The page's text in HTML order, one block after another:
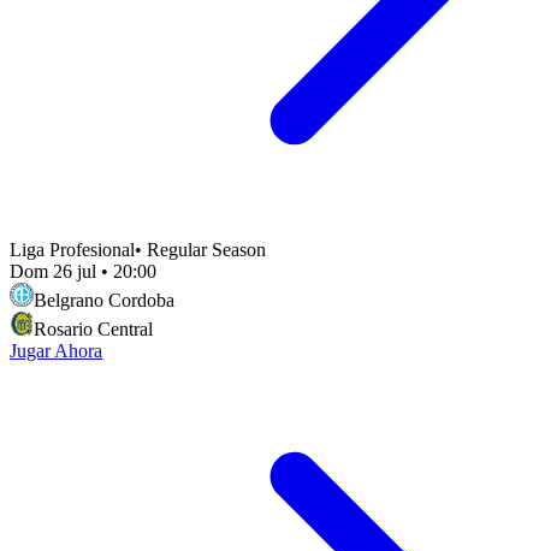
Liga Profesional• Regular Season
Dom 26 jul • 20:00
Belgrano Cordoba
Rosario Central
Jugar Ahora